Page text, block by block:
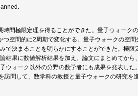
間極限定理を得ることができた。量子ウォーク
空間的に2周期で変化する。量子ウォークの空間
で決まることを明らかにすることができた。極限
結果に数値解析結果を加え、論文にまとめてから
ウォーク以外の分野の数学者にも成果を発表した
問して、数学科の教授と量子ウォークの研究を